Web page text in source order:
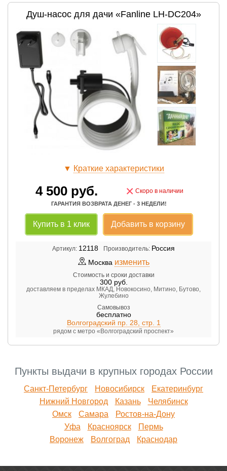
Душ-насос для дачи «Fanline LH-DC204»
▼ Краткие характеристики
4 500руб. × Скоро в наличии
ГАРАНТИЯ ВОЗВРАТА ДЕНЕГ - 3 НЕДЕЛИ!
Купить в 1 клик Добавить в корзину
Артикул: 12118 Производитель: Россия
Москва изменить
Стоимость и сроки доставки
300руб.
доставляем в пределах МКАД, Новокосино, Митино, Бутово,
Жулебино
Самовывоз
бесплатно
Волгоградский пр. 28, стр. 1
рядом с метро «Волгоградский проспект»
Пункты выдачи в крупных городах России
Санкт-Петербург Новосибирск
Екатеринбург
Нижний Новгород
Казань
Челябинск
Омск
Самара
Ростов-на-Дону
Уфа
Красноярск
Пермь
Воронеж
Волгоград Краснодар